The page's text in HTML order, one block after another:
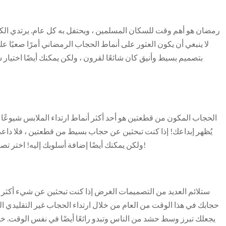
رمضان هو أهم وقت للسكان المسلمين ، ويحتفل به كل عام. يرتدي
لا ينبغي أن يكون العثور على أنماط الحجاب الرمضاني أمرًا صعبًا
بتصميم بسيط وأنيق كان شائعًا لقرون ، ولكن يمكنك أيضًا
الحجاب المكون من قطعتين هو أحد أكثر أنماط ارتداء الملابس شيوعًا
يُظهر إبداعك! إذا كنت تبحثين عن حجاب بسيط من قطعتين ، فلا
ولكن يمكنك أيضًا إضافة أسلوبك إليه! اختر تصميمًا يجعلك تشعر بالراحة ، واخرج مع عائلتك لبعض المرح!
ستلائم العديد من التصميمات الغرض إذا كنت تبحثين عن شيء
حجابك في هذا الوقت من العام من خلال ارتداء الحجاب غير التقليدي
يجعلك تبرز وسط حشد من الناس وتبدو رائعًا أيضًا في نفس